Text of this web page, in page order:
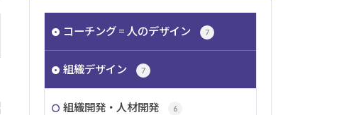
コーチング = 人のデザイン 7
組織デザイン 7
組織開発・人材開発 6